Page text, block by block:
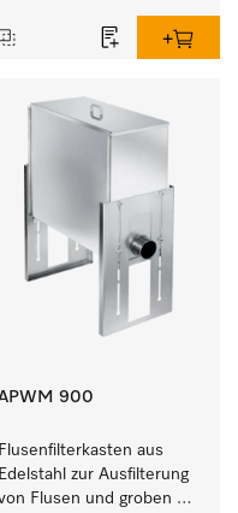
900
Flusenfilterkasten aus
Edelstahl zur Ausfilterung
Flusen und groben